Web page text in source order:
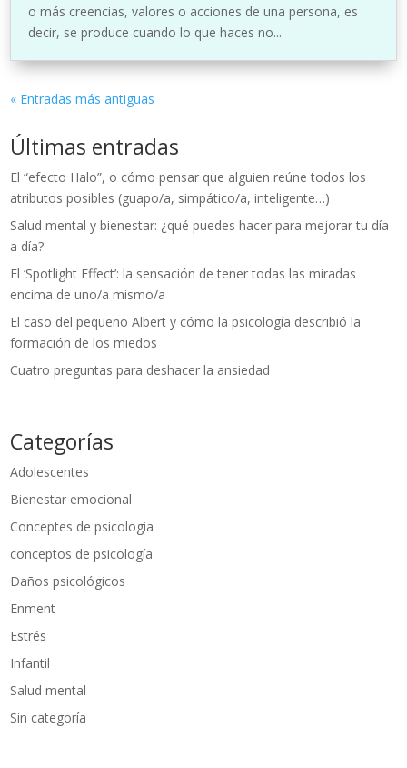
o más creencias, valores o acciones de una persona, es
decir, se produce cuando lo que haces no...
« Entradas más antiguas
Últimas entradas
El “efecto Halo”, o cómo pensar que alguien reúne todos los
atributos posibles (guapo/a, simpático/a, inteligente…)
Salud mental y bienestar: ¿qué puedes hacer para mejorar tu día
a día?
El ‘Spotlight Effect’: la sensación de tener todas las miradas
encima de uno/a mismo/a
El caso del pequeño Albert y cómo la psicología describió la
formación de los miedos
Cuatro preguntas para deshacer la ansiedad
Categorías
Adolescentes
Bienestar emocional
Conceptes de psicologia
conceptos de psicología
Daños psicológicos
Enment
Estrés
Infantil
Salud mental
Sin categoría